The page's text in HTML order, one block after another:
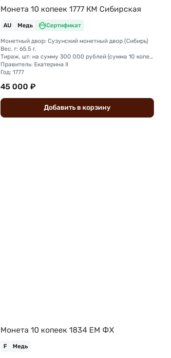
Монета 10 копеек 1777 КМ Сибирская
AU Медь Сертификат
Монетный двор: Сузунский монетный двор (Сибирь)
Вес, г: 65.5 г.
Тираж, шт: на сумму 300 000 рублей (сумма 10 копеек + 5 копеек +2 копейки + 1 копейка + денга + полушка)
Правитель: Екатерина II
Год: 1777
45 000 ₽
Добавить вкорзину
Монета 10 копеек 1834 ЕМ ФХ
F Медь